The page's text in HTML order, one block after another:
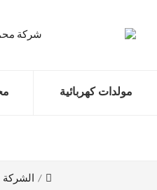
مولدات كهربائية
الشركة